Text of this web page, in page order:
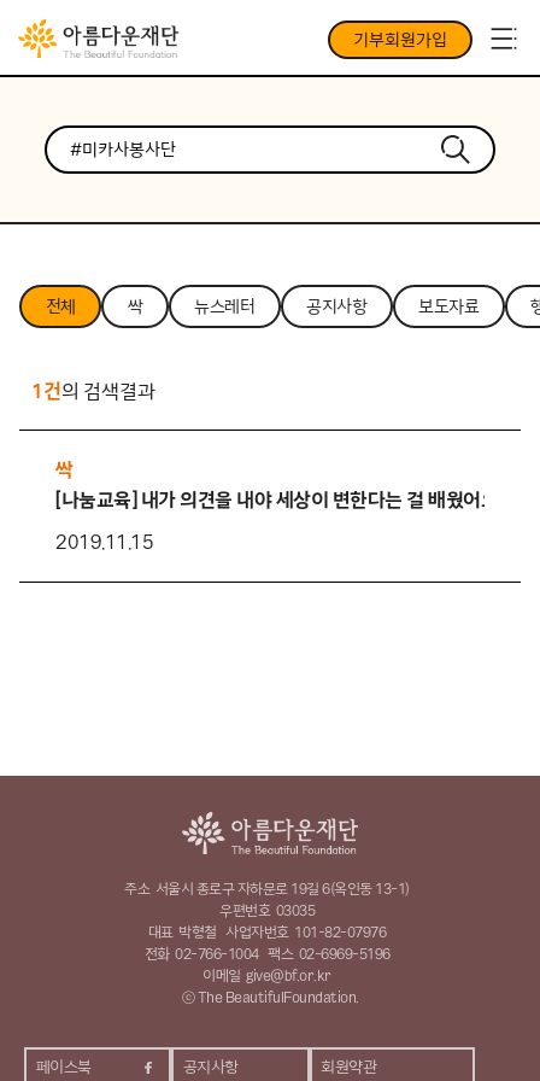
기부회원가입
전체 싹 뉴스레터 공지사항 보도자료
1건의 검색결과
싹
[나눔교육] 내가 의견을 내야 세상이 변한다는 걸 배웠어요 –
2019.11.15
페이스북 공지사항 회원약관
주소 서울시 종로구 자하문로 19길 6(옥인동 13-1)
우편번호 03035
대표 박형철 사업자번호 101-82-07976
전화 02-766-1004 팩스 02-6969-5196
이메일 give@bf.or.kr
ⓒ The BeautifulFoundation.